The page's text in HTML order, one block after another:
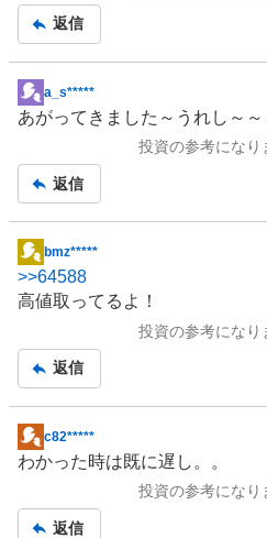
事
返信
掲
示
事
a_s*****
あがってきました～うれし～～
投資の参考になり
返信
掲
示
板
bmz*****
>>64588
高値取ってるよ！
投資の参考になり
返信
掲
示
c82*****
わかった時は既に遅し。。
投資の参考になり
返信